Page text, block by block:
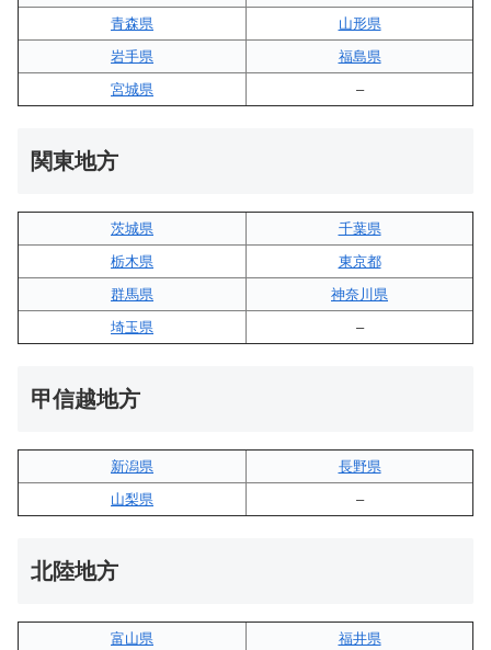
青森県
山形県
岩手県
福島県
宮城県
–
関東地方
茨城県
千葉県
栃木県
東京都
群馬県
神奈川県
埼玉県
–
甲信越地方
新潟県
長野県
山梨県
–
北陸地方
富山県
福井県